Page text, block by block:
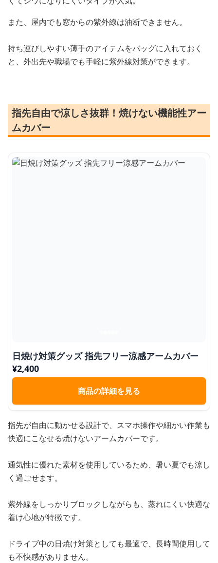
また、屋内でも窓からの紫外線は油断できません。
持ち運びしやすい薄手のアイテムをバッグに入れておく
と、外出先や職場でも手軽に紫外線対策ができます。
指先自由で涼しさ抜群！焼けない機能性アー
ムカバー
日焼け対策グッズ 指先フリー涼感アームカバー
¥2,400
商品の詳細を見る
指先が自由に動かせる設計で、スマホ操作や細かい作業も
快適にこなせる焼けないアームカバーです。
通気性に優れた素材を使用しているため、暑い夏でも涼し
く過ごせます。
紫外線をしっかりブロックしながらも、蒸れにくい快適な
着け心地が特徴です。
ドライブ中の日焼け対策としても最適で、長時間使用して
も不快感がありません。